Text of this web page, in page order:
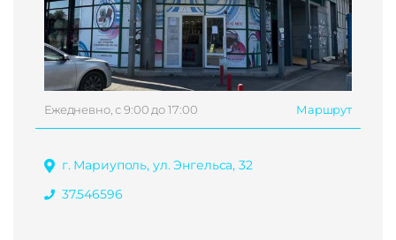
Ежедневно, с 9:00 до 17:00 Маршрут
г. Мариуполь, ул. Энгельса, 32
37.546596